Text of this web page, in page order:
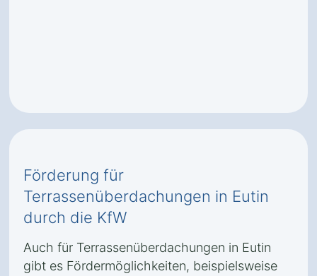
Förderung für
Terrassenüberdachungen in Eutin
durch die KfW
Auch für Terrassenüberdachungen in Eutin
gibt es Fördermöglichkeiten, beispielsweise